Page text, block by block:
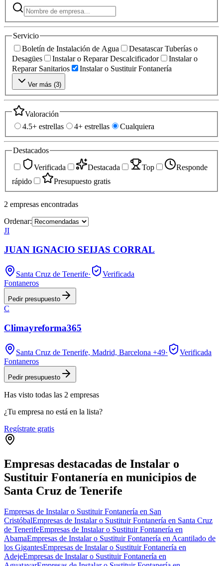
Servicio
Boletín de Instalación de Agua
Desatascar Tuberías o
Desagües
Instalar o Reparar Descalcificador
Instalar o
Reparar Sanitarios
Instalar o Sustituir Fontanería
Ver más (3)
Valoración
4.5+ estrellas
4+ estrellas Cualquiera
Destacados
Verificada
Destacada Top
Responde
rápido
Presupuesto gratis
2 empresas encontradas
Ordenar:
JI
JUAN IGNACIO SEIJAS CORRAL
Santa Cruz de Tenerife·
Verificada
Fontaneros
Pedir presupuesto
C
Climayreforma365
Santa Cruz de Tenerife, Madrid, Barcelona +49·
Verificada
Fontaneros
Pedir presupuesto
Has visto todas las 2 empresas
¿Tu empresa no está en la lista?
Regístrate gratis
Empresas destacadas de Instalar o
Sustituir Fontanería en municipios de
Santa Cruz de Tenerife
Empresas de Instalar o Sustituir Fontanería en San
CristóbalEmpresas de Instalar o Sustituir Fontanería en Santa Cruz
de TenerifeEmpresas de Instalar o Sustituir Fontanería en
AbamaEmpresas de Instalar o Sustituir Fontanería en Acantilado de
los GigantesEmpresas de Instalar o Sustituir Fontanería en
AdejeEmpresas de Instalar o Sustituir Fontanería en